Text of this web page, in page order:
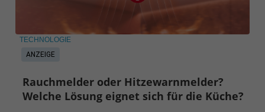
ANZEIGE
TECHNOLOGIE
Rauchmelder oder Hitzewarnmelder?
Welche Lösung eignet sich für die Küche?